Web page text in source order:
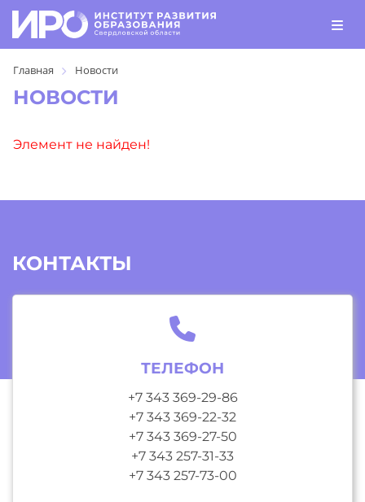
Главная Новости
НОВОСТИ
Элемент не найден!
КОНТАКТЫ
ТЕЛЕФОН
+7 343 369-29-86
+7 343 369-22-32
+7 343 369-27-50
+7 343 257-31-33
+7 343 257-73-00